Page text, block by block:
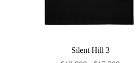
Silent Hill 3